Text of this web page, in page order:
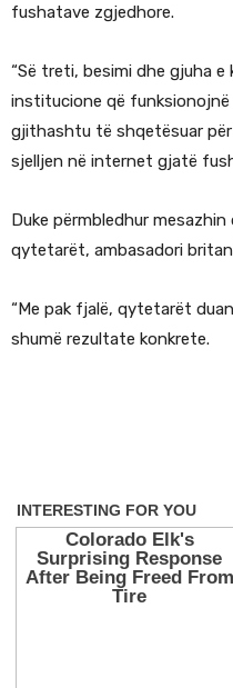
fushatave zgjedhore.
“Së treti, besimi dhe gjuha
institucione që
gjithashtu të shqetësuar
sjelljen në internet gjatë
Duke përmbledhur
qytetarët, ambasadori
“Me pak fjalë, qytetarët
shumë rezultate konkrete.